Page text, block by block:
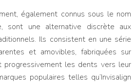
également connus sous le nom
sont une alternative discrète aux
Ils consistent en une série
et amovibles, fabriquées sur
progressivement les dents vers leur
populaires telles qu’Invisalign